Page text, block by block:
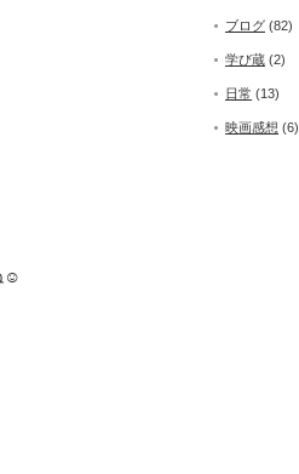
☺
ブログ (82)
学び蔵 (2)
日常 (13)
映画感想 (6)